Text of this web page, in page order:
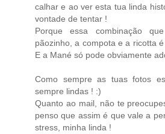
calhar e ao ver esta tua linda
vontade de tentar !
Porque essa combinação
pãozinho, a compota e a ricotta
E a Mané só pode obviamente
Como sempre as tuas fotos
sempre lindas ! :)
Quanto ao mail, não te
penso que assim é que vale a
stress, minha linda !